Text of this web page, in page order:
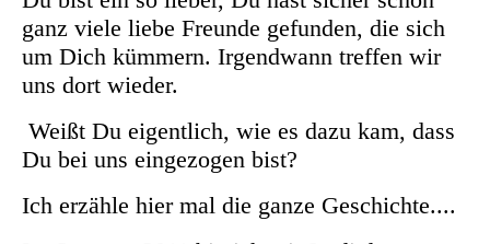
ganz viele liebe Freunde gefunden, die sich
um Dich kümmern. Irgendwann treffen wir
uns dort wieder.
Weißt Du eigentlich, wie es dazu kam, dass
Du bei uns eingezogen bist?
Ich erzähle hier mal die ganze Geschichte....